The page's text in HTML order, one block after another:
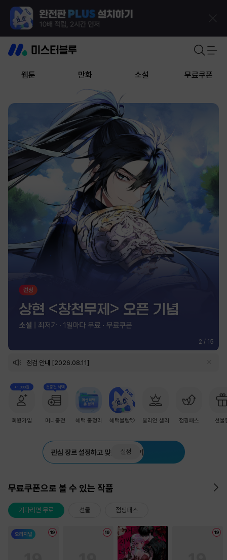
웹툰 만화 소설 무료쿠폰
2 / 15
점검 안내 [2026.08.11]
+1,000원
회원가입
첫충전 혜택
머니충전 혜택 총정리 혜택몰빵💘 밀리언 셀러 점핑패스 선물
관심 장르 설정하고 맞춤 추천 받기
설정
무료쿠폰으로 볼 수 있는 작품
기다리면 무료 선물 점핑패스